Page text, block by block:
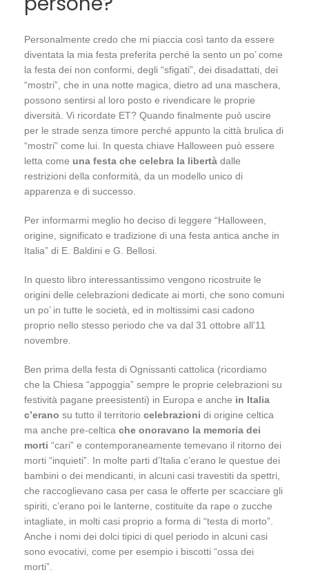
Personalmente credo che mi piaccia così tanto da essere
diventata la mia festa preferita perché la sento un po’ come
la festa dei non conformi, degli “sfigati”, dei disadattati, dei
“mostri”, che in una notte magica, dietro ad una maschera,
possono sentirsi al loro posto e rivendicare le proprie
diversità. Vi ricordate ET? Quando finalmente può uscire
per le strade senza timore perché appunto la città brulica di
“mostri” come lui. In questa chiave Halloween può essere
letta come una festa che celebra la libertà dalle
restrizioni della conformità, da un modello unico di
apparenza e di successo.
Per informarmi meglio ho deciso di leggere “Halloween,
origine, significato e tradizione di una festa antica anche in
Italia” di E. Baldini e G. Bellosi.
In questo libro interessantissimo vengono ricostruite le
origini delle celebrazioni dedicate ai morti, che sono comuni
un po’ in tutte le società, ed in moltissimi casi cadono
proprio nello stesso periodo che va dal 31 ottobre all’11
novembre.
Ben prima della festa di Ognissanti cattolica (ricordiamo
che la Chiesa “appoggia” sempre le proprie celebrazioni su
festività pagane preesistenti) in Europa e anche in Italia
c’erano su tutto il territorio celebrazioni di origine celtica
ma anche pre-celtica che onoravano la memoria dei
morti “cari” e contemporaneamente temevano il ritorno dei
morti “inquieti”. In molte parti d’Italia c’erano le questue dei
bambini o dei mendicanti, in alcuni casi travestiti da spettri,
che raccoglievano casa per casa le offerte per scacciare gli
spiriti, c’erano poi le lanterne, costituite da rape o zucche
intagliate, in molti casi proprio a forma di “testa di morto”.
Anche i nomi dei dolci tipici di quel periodo in alcuni casi
sono evocativi, come per esempio i biscotti “ossa dei
morti”.